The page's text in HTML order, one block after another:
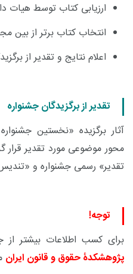
ارزیابی کتاب توسط هیات
انتخاب کتاب برتر از بین
اعلام نتایج و تقدیر از
تقدیر از برگزیدگان جشنواره
آثار برگزیده «نخستین
محور موضوعی مورد تقدیر قرار
تقدیر» رسمی جشنواره و
توجه!
برای کسب اطلاعات بیشتر از
پژوهشکدۀ حقوق و قانون ایران